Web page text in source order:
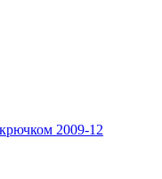
2009-12